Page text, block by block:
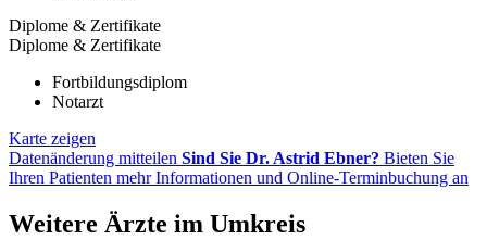
Diplome & Zertifikate
Diplome & Zertifikate
Fortbildungsdiplom
Notarzt
Karte zeigen
Datenänderung mitteilen Sind Sie Dr. Astrid Ebner? Bieten Sie
Ihren Patienten mehr Informationen und Online-Terminbuchung an
Weitere Ärzte im Umkreis